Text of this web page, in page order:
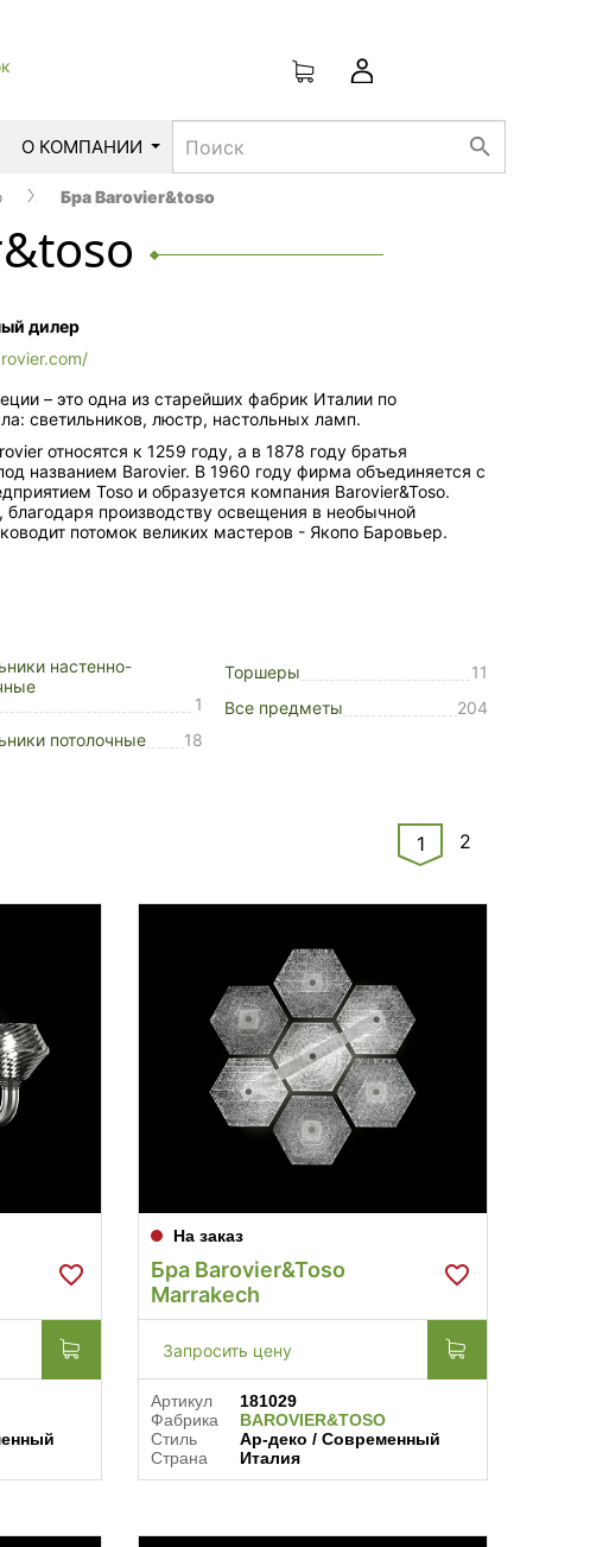
О КОМПАНИИ search
Бра Barovier&toso
дилер
– это одна из старейших фабрик Италии по
светильников, люстр, настольных ламп.
относятся к 1259 году, а в 1878 году братья
названием Barovier. В 1960 году фирма объединяется с
Toso и образуется компания Barovier&Toso.
производству освещения в необычной
потомок великих мастеров - Якопо Баровьер.
настенно-
1
потолочные
18
Торшеры
11
Все предметы
204
1 2
На заказ
Бра Barovier&Toso
Marrakech
Запросить цену
Артикул
181029
Фабрика
BAROVIER&TOSO
Стиль
Ар-деко / Современный
Страна
Италия